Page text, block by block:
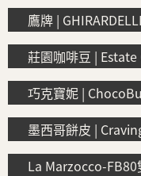
鷹牌 | GHIRARDELLI
莊園咖啡豆 | Estate
巧克寶妮 |
墨西哥餅皮 |
La Marzocco-